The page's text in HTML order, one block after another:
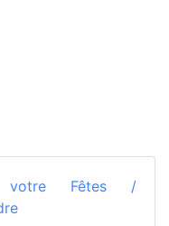
Fêtes /